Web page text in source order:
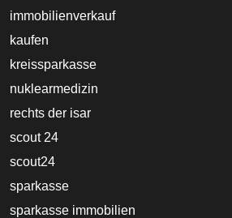
immobilienverkauf
kaufen
kreissparkasse
nuklearmedizin
rechts der isar
scout 24
scout24
sparkasse
sparkasse immobilien